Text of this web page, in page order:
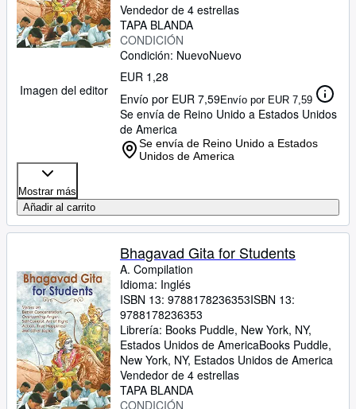
CERRAR
Imagen del editor
Vendedor de 4 estrellas
TAPA BLANDA
CONDICIÓN
Condición: NuevoNuevo
EUR 1,28
Envío por EUR 7,59Envío por EUR 7,59
Se envía de Reino Unido a Estados Unidos
de America
Se envía de Reino Unido a Estados
Unidos de America
Mostrar más
Añadir al carrito
Bhagavad Gita for Students
A. Compilation
Idioma: Inglés
ISBN 13: 9788178236353ISBN 13:
9788178236353
Librería: Books Puddle, New York, NY,
Estados Unidos de AmericaBooks Puddle,
New York, NY, Estados Unidos de America
Vendedor de 4 estrellas
TAPA BLANDA
CONDICIÓN